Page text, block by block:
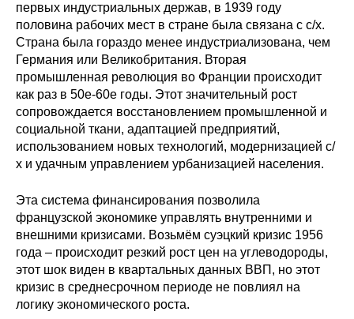
первых индустриальных держав, в 1939 году
половина рабочих мест в стране была связана с с/х.
Страна была гораздо менее индустриализована, чем
Германия или Великобритания. Вторая
промышленная революция во Франции происходит
как раз в 50е-60е годы. Этот значительный рост
сопровождается восстановлением промышленной и
социальной ткани, адаптацией предприятий,
использованием новых технологий, модернизацией с/
х и удачным управлением урбанизацией населения.
Эта система финансирования позволила
французской экономике управлять внутренними и
внешними кризисами. Возьмём суэцкий кризис 1956
года – происходит резкий рост цен на углеводороды,
этот шок виден в квартальных данных ВВП, но этот
кризис в среднесрочном периоде не повлиял на
логику экономического роста.